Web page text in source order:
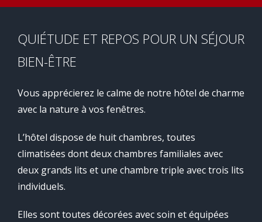
QUIÉTUDE ET REPOS POUR UN SÉJOUR
BIEN-ÊTRE
Vous apprécierez le calme de notre hôtel de charme
avec la nature à vos fenêtres.
L’hôtel dispose de huit chambres, toutes
climatisées dont deux chambres familiales avec
deux grands lits et une chambre triple avec trois lits
individuels.
Elles sont toutes décorées avec soin et équipées